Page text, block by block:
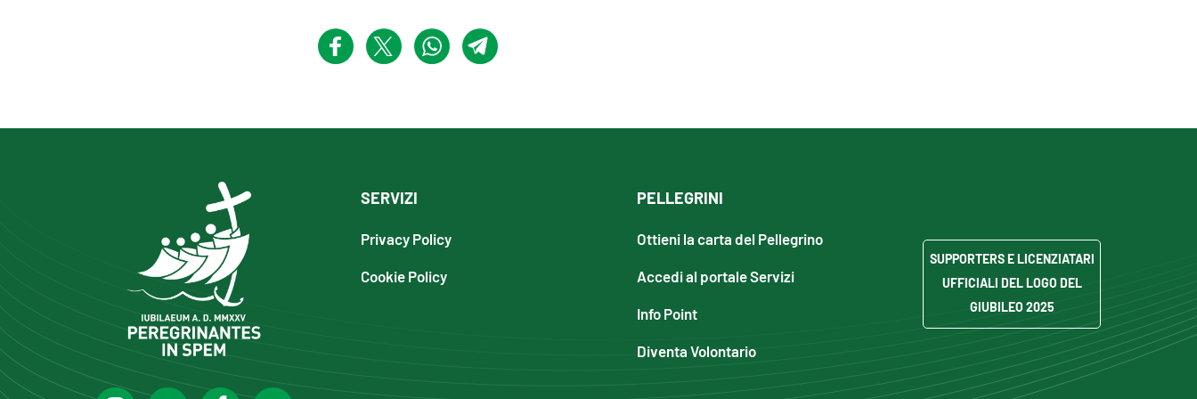
SERVIZI
Privacy Policy
Cookie Policy
PELLEGRINI
Ottieni la carta del Pellegrino
Accedi al portale Servizi
Info Point
Diventa Volontario
SUPPORTERS E LICENZIATARI
UFFICIALI DEL LOGO DEL
GIUBILEO 2025